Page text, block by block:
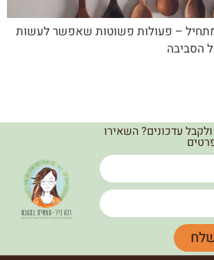
– פעולות פשוטות שאפשר לעשות
הסביבה
עדכונים? השאירו